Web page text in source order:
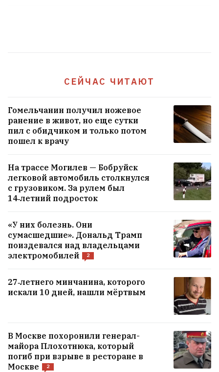
СЕЙЧАС ЧИТАЮТ
Гомельчанин получил ножевое
ранение в живот, но еще сутки
пил с обидчиком и только потом
пошел к врачу
На трассе Могилев — Бобруйск
легковой автомобиль столкнулся
с грузовиком. За рулем был
14‑летний подросток
«У них болезнь. Они
сумасшедшие». Дональд Трамп
поиздевался над владельцами
электромобилей
2
27‑летнего минчанина, которого
искали 10 дней, нашли мёртвым
В Москве похоронили генерал-
майора Плохотнюка, который
погиб при взрыве в ресторане в
Москве
2